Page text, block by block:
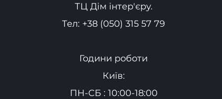
ТЦ Дім інтер'єру.
Тел: +38 (050) 315 57 79
Години роботи
Київ:
ПН-СБ : 10:00-18:00